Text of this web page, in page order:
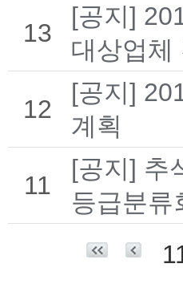
13
[공지]
대상업체
12
[공지]
계획
11
[공지] 추
등급분류